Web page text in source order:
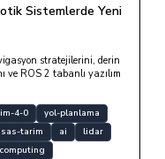
Sistemlerde Yeni
stratejilerini, derin
ve ROS 2 tabanlı yazılım
4-0
yol-planlama
tarim ai
lidar